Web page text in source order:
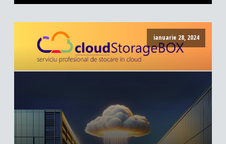
ianuarie 28, 2024